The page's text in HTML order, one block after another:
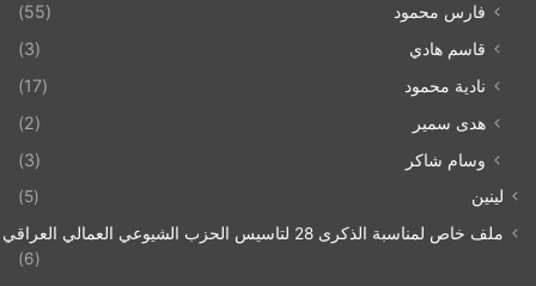
فارس محمود
(55)
قاسم هادي
(3)
نادية محمود
(17)
هدى سمير
(2)
وسام شاكر
(3)
لينين
(5)
ملف خاص لمناسبة الذكرى 28 لتاسيس الحزب الشيوعي العمالي العراقي 1993/07/21
(6)